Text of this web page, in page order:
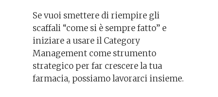
Se vuoi smettere di riempire gli
scaffali “come si è sempre fatto” e
iniziare a usare il Category
Management come strumento
strategico per far crescere la tua
farmacia, possiamo lavorarci insieme.